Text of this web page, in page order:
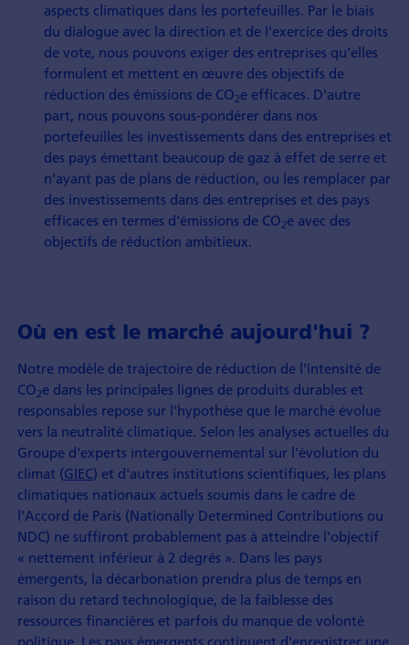
aspects climatiques dans les portefeuilles. Par le biais
du dialogue avec la direction et de l'exercice des droits
de vote, nous pouvons exiger des entreprises qu'elles
formulent et mettent en œuvre des objectifs de
réduction des émissions de CO2e efficaces. D'autre
part, nous pouvons sous-pondérer dans nos
portefeuilles les investissements dans des entreprises et
des pays émettant beaucoup de gaz à effet de serre et
n'ayant pas de plans de réduction, ou les remplacer par
des investissements dans des entreprises et des pays
efficaces en termes d'émissions de CO2e avec des
objectifs de réduction ambitieux.
Où en est le marché aujourd'hui ?
Notre modèle de trajectoire de réduction de l'intensité de
CO2e dans les principales lignes de produits durables et
responsables repose sur l'hypothèse que le marché évolue
vers la neutralité climatique. Selon les analyses actuelles du
Groupe d'experts intergouvernemental sur l'évolution du
climat (GIEC) et d'autres institutions scientifiques, les plans
climatiques nationaux actuels soumis dans le cadre de
l'Accord de Paris (Nationally Determined Contributions ou
NDC) ne suffiront probablement pas à atteindre l'objectif
« nettement inférieur à 2 degrés ». Dans les pays
émergents, la décarbonation prendra plus de temps en
raison du retard technologique, de la faiblesse des
ressources financières et parfois du manque de volonté